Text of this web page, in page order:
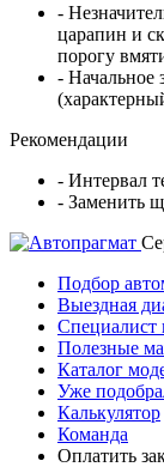
-
царапин и
порогу
- Начальное
Рекомендации
- Интервал
- Заменить
Подбор
Выездная
Специалист
Полезные
Каталог
Уже
Калькулятор
Команда
Оплатить